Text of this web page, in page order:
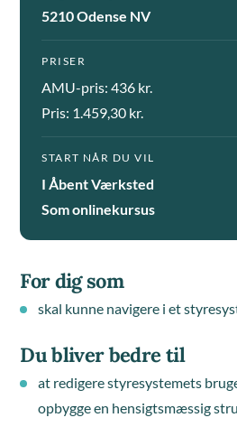
5210 Odense NV
PRISER
AMU-pris: 436 kr.
Pris: 1.459,30 kr.
START NÅR DU VIL
I Åbent Værksted
Som onlinekursus
For dig som
skal kunne navigere i et
Du bliver bedre til
at redigere styresystemets
opbygge en hensigtsmæssig